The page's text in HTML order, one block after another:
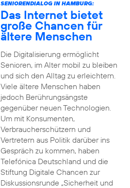
SENIORENDIALOG IN HAMBURG:
Das Internet bietet
große Chancen für
ältere Menschen
Die Digitalisierung ermöglicht
Senioren, im Alter mobil zu bleiben
und sich den Alltag zu erleichtern.
Viele ältere Menschen haben
jedoch Berührungsängste
gegenüber neuen Technologien.
Um mit Konsumenten,
Verbraucherschützern und
Vertretern aus Politik darüber ins
Gespräch zu kommen, haben
Telefónica Deutschland und die
Stiftung Digitale Chancen zur
Diskussionsrunde „Sicherheit und